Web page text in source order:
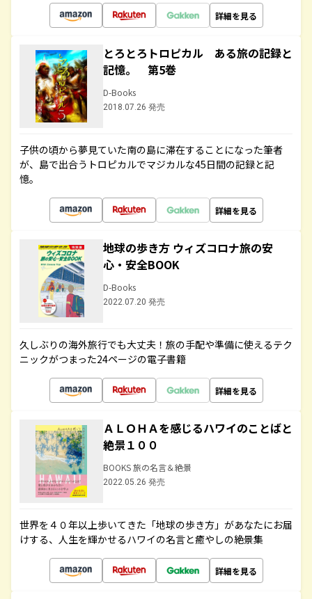
詳細を見る
とろとろトロピカル ある旅の記録と
記憶。 第5巻
D-Books
2018.07.26 発売
子供の頃から夢見ていた南の島に滞在することになった筆者
が、島で出合うトロピカルでマジカルな45日間の記録と記
憶。
詳細を見る
地球の歩き方 ウィズコロナ旅の安
心・安全BOOK
D-Books
2022.07.20 発売
久しぶりの海外旅行でも大丈夫！旅の手配や準備に使えるテク
ニックがつまった24ページの電子書籍
詳細を見る
ＡＬＯＨＡを感じるハワイのことばと
絶景１００
BOOKS 旅の名言＆絶景
2022.05.26 発売
世界を４０年以上歩いてきた「地球の歩き方」があなたにお届
けする、人生を輝かせるハワイの名言と癒やしの絶景集
詳細を見る